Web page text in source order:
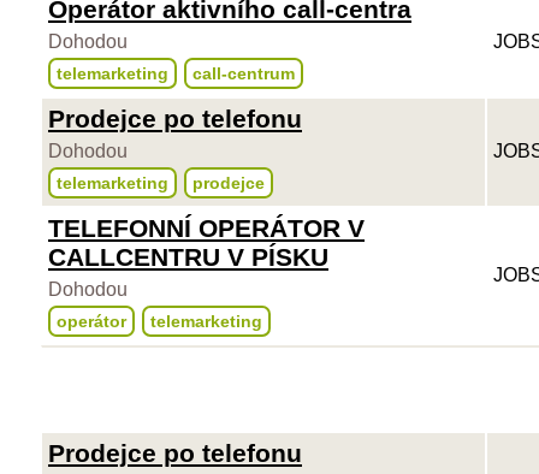
Operátor aktivního call-centra
Dohodou
telemarketing call-centrum
Prodejce po telefonu
Dohodou
telemarketing prodejce
TELEFONNÍ OPERÁTOR V
CALLCENTRU V PÍSKU
Dohodou
operátor telemarketing
Prodejce po telefonu